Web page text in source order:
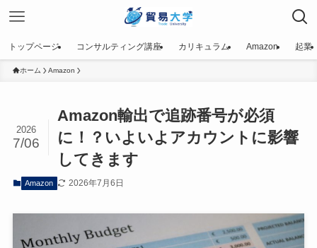
トップページ コンサルティング講座 カリキュラム Amazon 起業
ホーム Amazon
Amazon輸出で追跡番号が必須
に！？いよいよアカウントに影響
してきます
2026
7/06
Amazon 2026年7月6日